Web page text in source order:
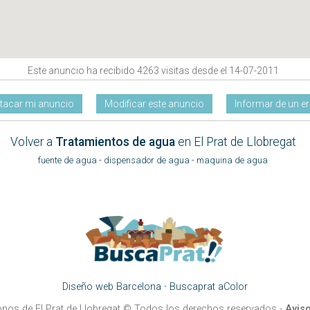
Este anuncio ha recibido 4263 visitas desde el 14-07-2011
mi anuncio Modificar este anuncio Informar de un
Volver a Tratamientos de aguaen El Prat de Llobregat
fuente de agua - dispensador de agua - maquina de agua
Diseño web Barcelona · Buscaprat aColor